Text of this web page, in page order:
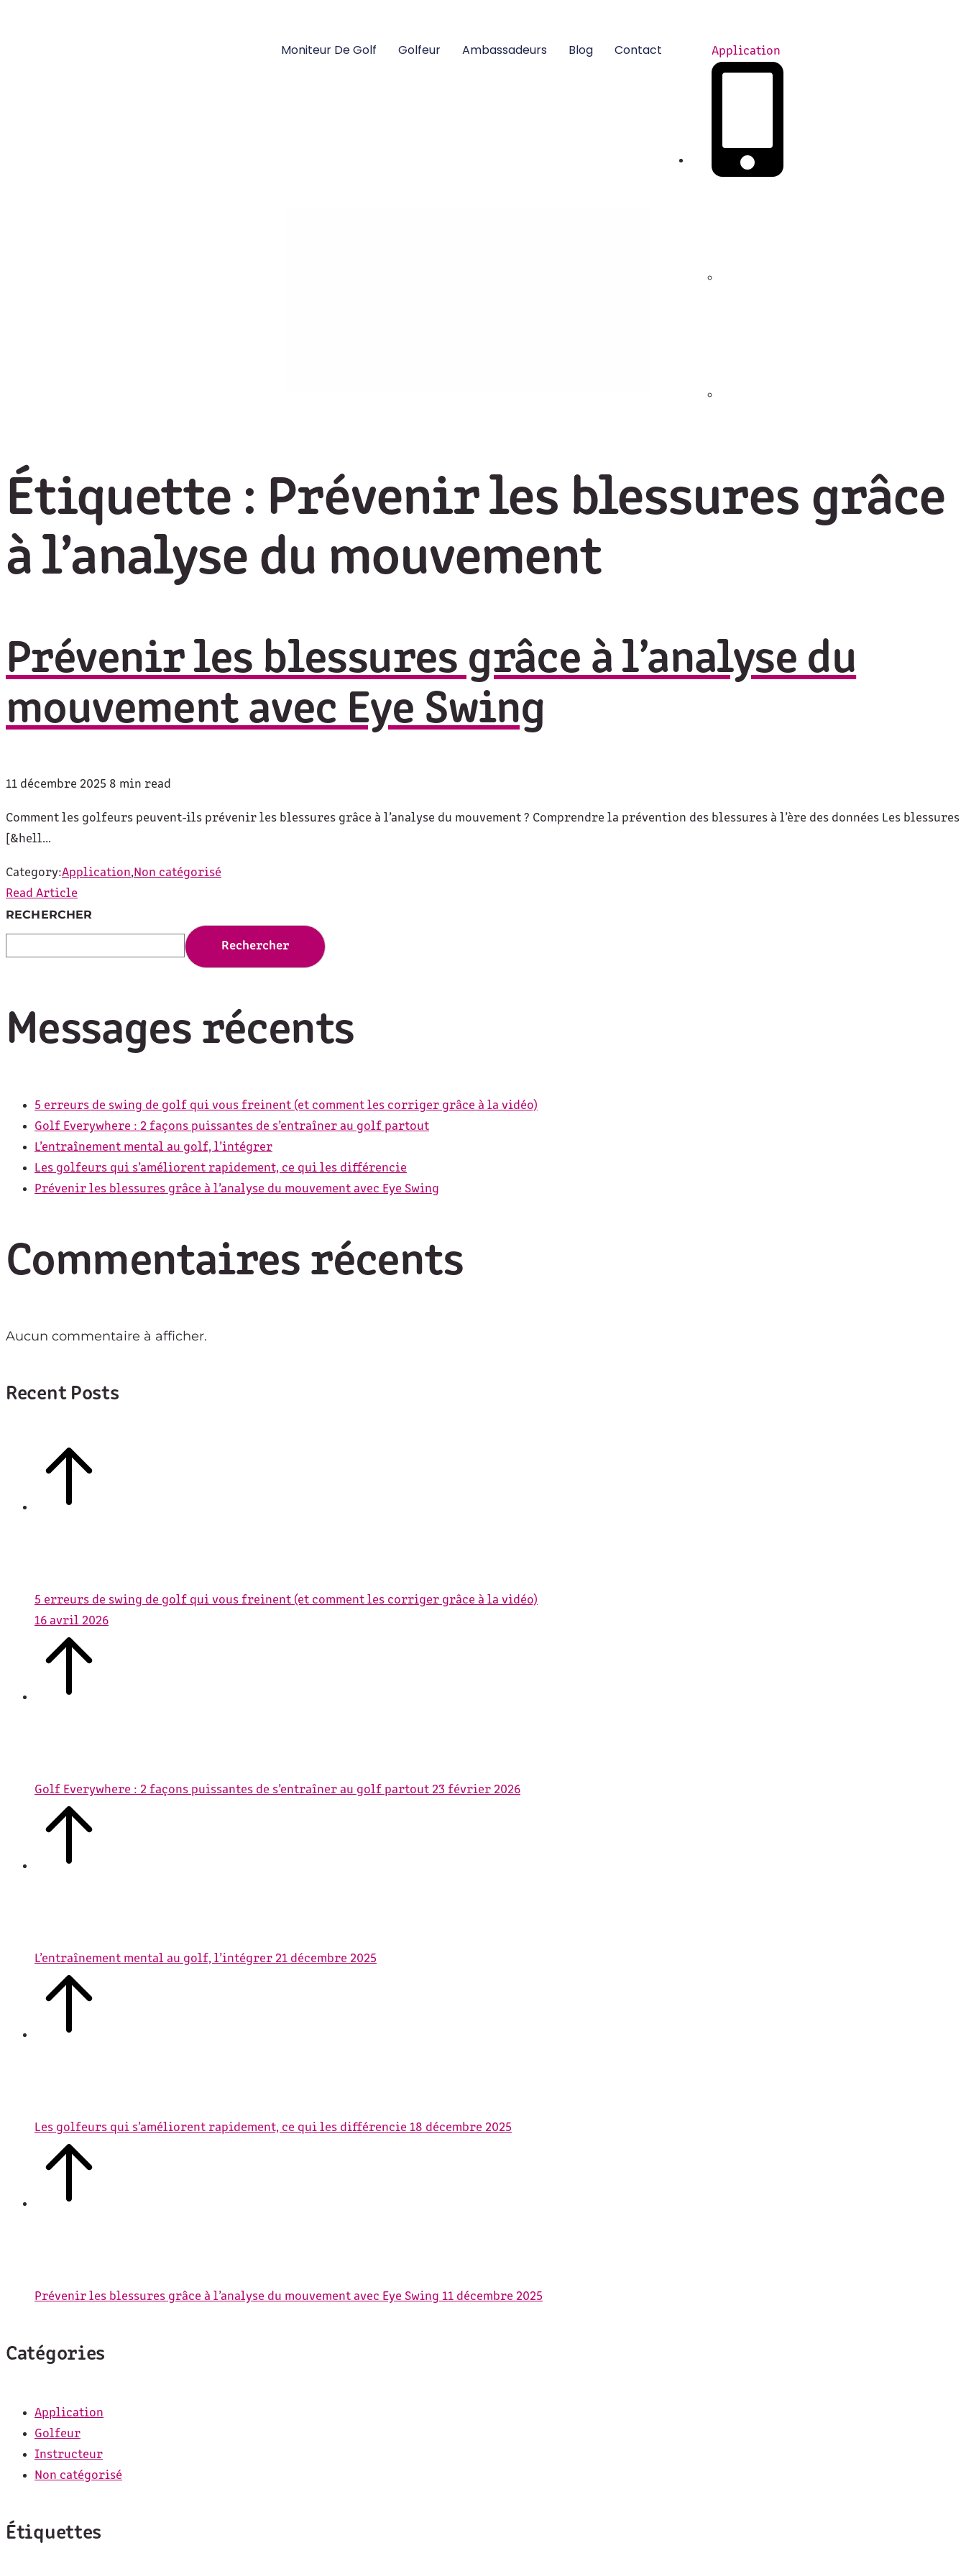
Application
Moniteur De Golf Golfeur Ambassadeurs Blog Contact
Étiquette : Prévenir les blessures grâce
à l’analyse du mouvement
Prévenir les blessures grâce à l’analyse du
mouvement avec Eye Swing
11 décembre 2025 8 min read
Comment les golfeurs peuvent-ils prévenir les blessures grâce à l’analyse du mouvement ? Comprendre la prévention des blessures à l’ère des données Les blessures
[&hell...
Category:Application,Non catégorisé
Read Article
RECHERCHER
Rechercher
Messages récents
5 erreurs de swing de golf qui vous freinent (et comment les corriger grâce à la vidéo)
Golf Everywhere : 2 façons puissantes de s’entraîner au golf partout
L’entraînement mental au golf, l’intégrer
Les golfeurs qui s’améliorent rapidement, ce qui les différencie
Prévenir les blessures grâce à l’analyse du mouvement avec Eye Swing
Commentaires récents
Aucun commentaire à afficher.
Recent Posts
5 erreurs de swing de golf qui vous freinent (et comment les corriger grâce à la vidéo)
16 avril 2026
Golf Everywhere : 2 façons puissantes de s’entraîner au golf partout 23 février 2026
L’entraînement mental au golf, l’intégrer 21 décembre 2025
Les golfeurs qui s’améliorent rapidement, ce qui les différencie 18 décembre 2025
Prévenir les blessures grâce à l’analyse du mouvement avec Eye Swing 11 décembre 2025
Catégories
Application
Golfeur
Instructeur
Non catégorisé
Étiquettes